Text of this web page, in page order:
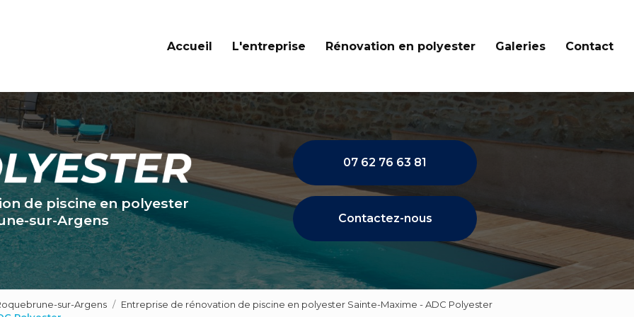
Accueil L'entreprise Rénovation en polyester Galeries Contact
de piscine en polyester
sur-Argens
07 62 76 63 81
Contactez-nous
sur-Argens
Entreprise de rénovation de piscine en polyester Sainte-Maxime - ADC Polyester